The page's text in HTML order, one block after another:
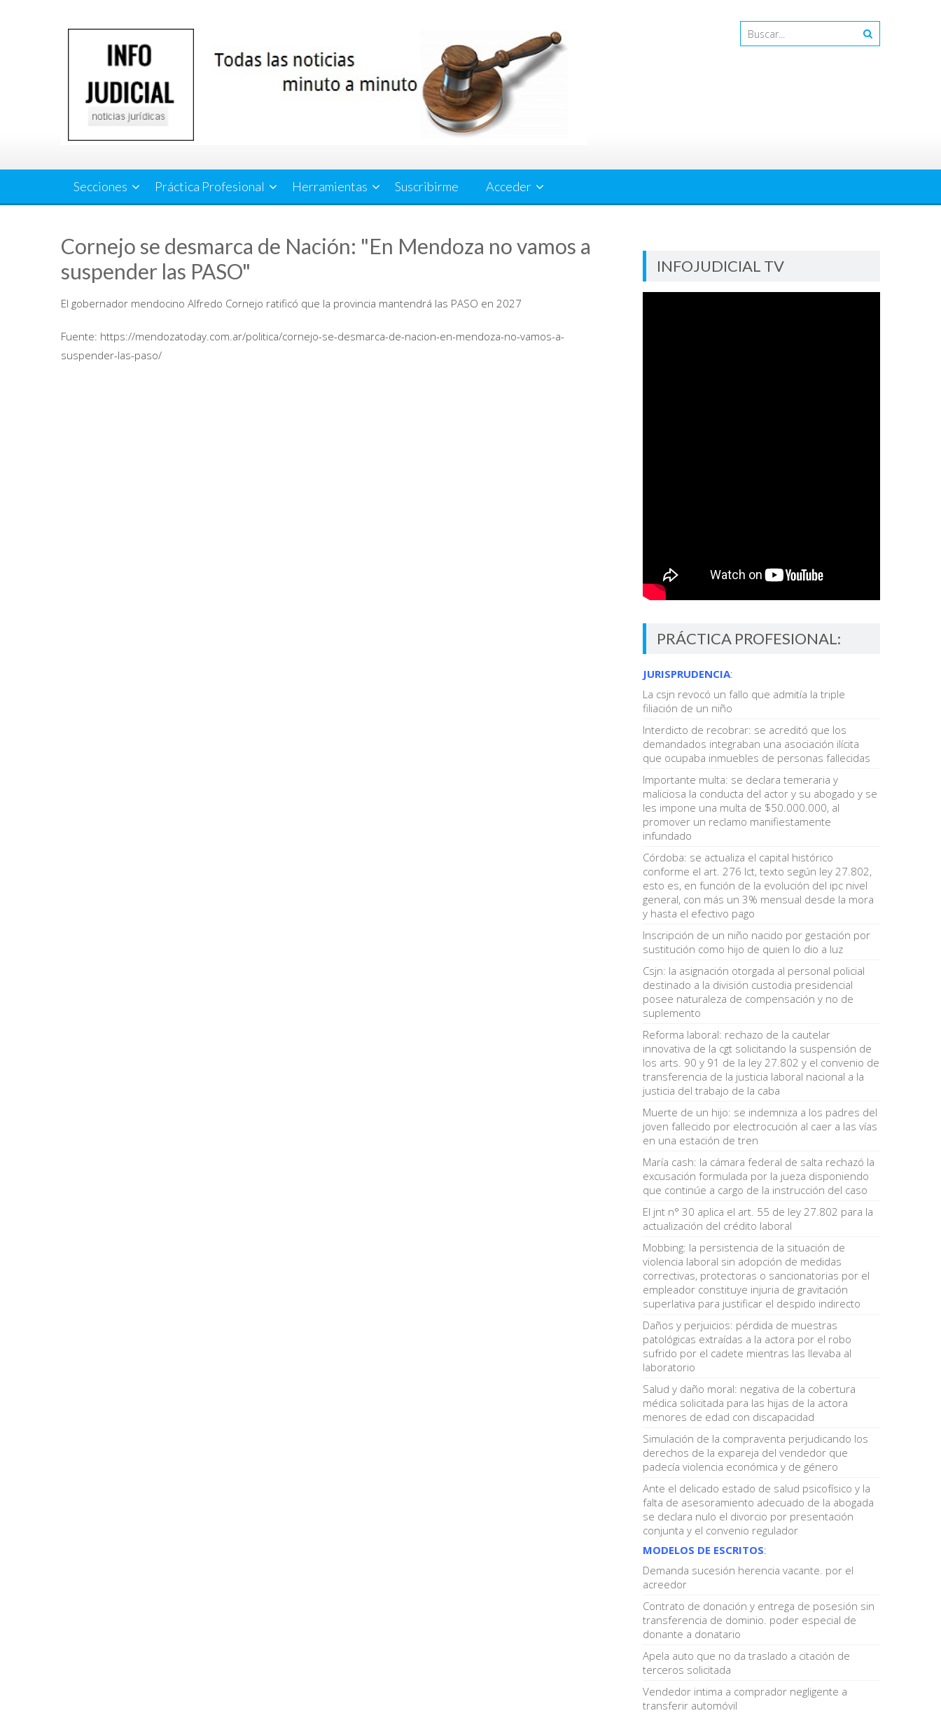
Secciones Práctica Profesional Herramientas Suscribirme Acceder
Cornejo se desmarca de Nación: "En Mendoza no vamos a
suspender las PASO"
El gobernador mendocino Alfredo Cornejo ratificó que la provincia mantendrá las PASO en 2027
Fuente: https://mendozatoday.com.ar/politica/cornejo-se-desmarca-de-nacion-en-mendoza-no-vamos-a-
suspender-las-paso/
INFOJUDICIAL TV
PRÁCTICA PROFESIONAL:
JURISPRUDENCIA:
La csjn revocó un fallo que admitía la triple
filiación de un niño
Interdicto de recobrar: se acreditó que los
demandados integraban una asociación ilícita
que ocupaba inmuebles de personas fallecidas
Importante multa: se declara temeraria y
maliciosa la conducta del actor y su abogado y se
les impone una multa de $50.000.000, al
promover un reclamo manifiestamente
infundado
Córdoba: se actualiza el capital histórico
conforme el art. 276 lct, texto según ley 27.802,
esto es, en función de la evolución del ipc nivel
general, con más un 3% mensual desde la mora
y hasta el efectivo pago
Inscripción de un niño nacido por gestación por
sustitución como hijo de quien lo dio a luz
Csjn: la asignación otorgada al personal policial
destinado a la división custodia presidencial
posee naturaleza de compensación y no de
suplemento
Reforma laboral: rechazo de la cautelar
innovativa de la cgt solicitando la suspensión de
los arts. 90 y 91 de la ley 27.802 y el convenio de
transferencia de la justicia laboral nacional a la
justicia del trabajo de la caba
Muerte de un hijo: se indemniza a los padres del
joven fallecido por electrocución al caer a las vías
en una estación de tren
María cash: la cámara federal de salta rechazó la
excusación formulada por la jueza disponiendo
que continúe a cargo de la instrucción del caso
El jnt n° 30 aplica el art. 55 de ley 27.802 para la
actualización del crédito laboral
Mobbing: la persistencia de la situación de
violencia laboral sin adopción de medidas
correctivas, protectoras o sancionatorias por el
empleador constituye injuria de gravitación
superlativa para justificar el despido indirecto
Daños y perjuicios: pérdida de muestras
patológicas extraídas a la actora por el robo
sufrido por el cadete mientras las llevaba al
laboratorio
Salud y daño moral: negativa de la cobertura
médica solicitada para las hijas de la actora
menores de edad con discapacidad
Simulación de la compraventa perjudicando los
derechos de la expareja del vendedor que
padecía violencia económica y de género
Ante el delicado estado de salud psicofísico y la
falta de asesoramiento adecuado de la abogada
se declara nulo el divorcio por presentación
conjunta y el convenio regulador
MODELOS DE ESCRITOS:
Demanda sucesión herencia vacante. por el
acreedor
Contrato de donación y entrega de posesión sin
transferencia de dominio. poder especial de
donante a donatario
Apela auto que no da traslado a citación de
terceros solicitada
Vendedor intima a comprador negligente a
transferir automóvil